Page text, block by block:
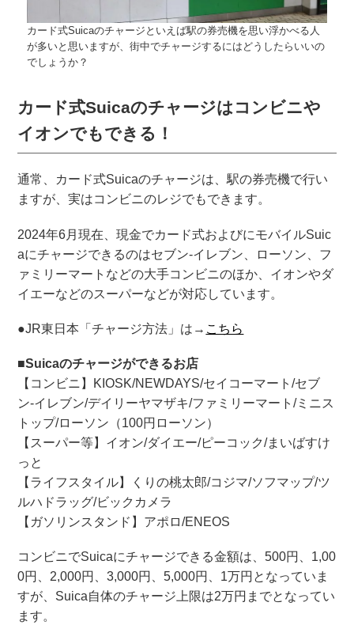
カード式Suicaのチャージといえば駅の券売機を思い浮かべる人
が多いと思いますが、街中でチャージするにはどうしたらいいの
でしょうか？
カード式Suicaのチャージはコンビニや
イオンでもできる！
通常、カード式Suicaのチャージは、駅の券売機で行い
ますが、実はコンビニのレジでもできます。
2024年6月現在、現金でカード式およびにモバイルSuic
aにチャージできるのはセブン-イレブン、ローソン、フ
ァミリーマートなどの大手コンビニのほか、イオンやダ
イエーなどのスーパーなどが対応しています。
●JR東日本「チャージ方法」は→ こちら
■Suicaのチャージができるお店
【コンビニ】KIOSK/NEWDAYS/セイコーマート/セブ
ン-イレブン/デイリーヤマザキ/ファミリーマート/ミニス
トップ/ローソン（100円ローソン）
【スーパー等】イオン/ダイエー/ピーコック/まいばすけ
っと
【ライフスタイル】くりの桃太郎/コジマ/ソフマップ/ツ
ルハドラッグ/ビックカメラ
【ガソリンスタンド】アポロ/ENEOS
コンビニでSuicaにチャージできる金額は、500円、1,00
0円、2,000円、3,000円、5,000円、1万円となっていま
すが、Suica自体のチャージ上限は2万円までとなってい
ます。